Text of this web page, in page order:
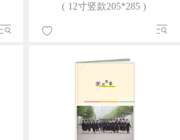
( 12寸竖款205*285 )